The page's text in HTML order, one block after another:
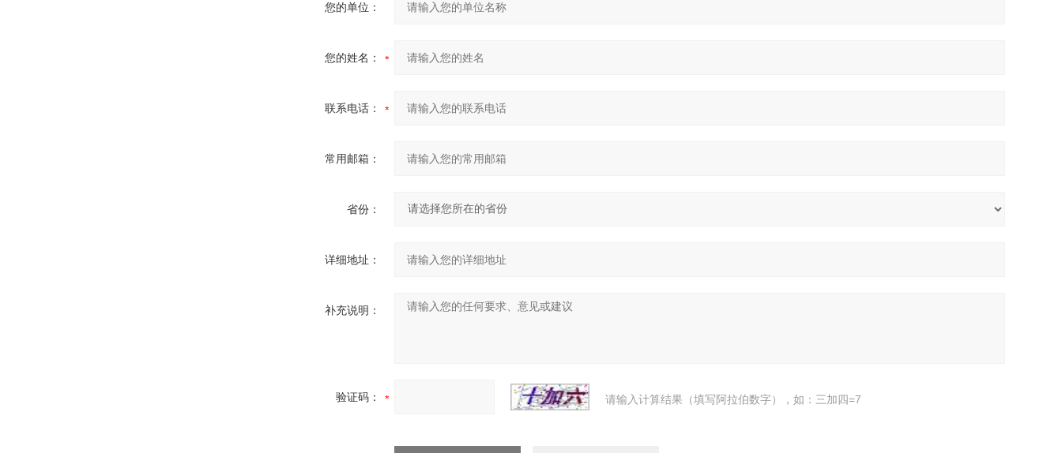
您的单位：
您的姓名：
联系电话：
常用邮箱：
省份：
详细地址：
补充说明：
验证码： 请输入计算结果（填写阿拉伯数字），如：三加四=7